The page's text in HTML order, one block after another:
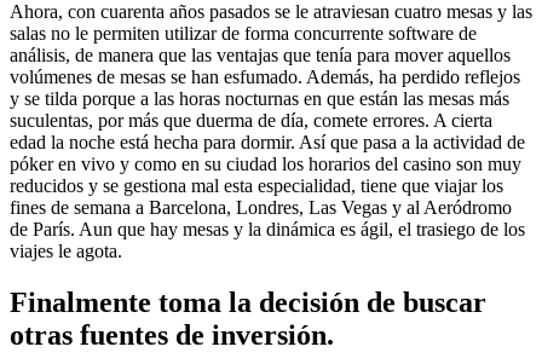
Ahora, con cuarenta años pasados se le atraviesan cuatro mesas y las
salas no le permiten utilizar de forma concurrente software de
análisis, de manera que las ventajas que tenía para mover aquellos
volúmenes de mesas se han esfumado. Además, ha perdido reflejos
y se tilda porque a las horas nocturnas en que están las mesas más
suculentas, por más que duerma de día, comete errores. A cierta
edad la noche está hecha para dormir. Así que pasa a la actividad de
póker en vivo y como en su ciudad los horarios del casino son muy
reducidos y se gestiona mal esta especialidad, tiene que viajar los
fines de semana a Barcelona, Londres, Las Vegas y al Aeródromo
de París. Aun que hay mesas y la dinámica es ágil, el trasiego de los
viajes le agota.
Finalmente toma la decisión de buscar
otras fuentes de inversión.